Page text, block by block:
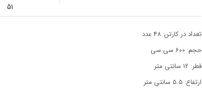
51
تعداد در کارتن: 48 عدد
حجم: 600 سی سی
قطر: 12 سانتی متر
ارتفاع: 5.5 سانتی متر